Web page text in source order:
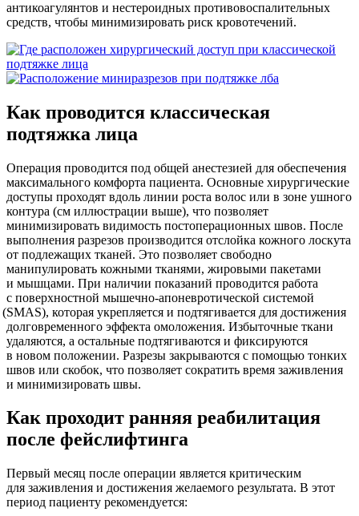
антикоагулянтов и нестероидных противовоспалительных
средств, чтобы минимизировать риск кровотечений.
Как проводится классическая
подтяжка лица
Операция проводится под общей анестезией для обеспечения
максимального комфорта пациента. Основные хирургические
доступы проходят вдоль линии роста волос или в зоне ушного
контура (см иллюстрации выше), что позволяет
минимизировать видимость постоперационных швов. После
выполнения разрезов производится отслойка кожного лоскута
от подлежащих тканей. Это позволяет свободно
манипулировать кожными тканями, жировыми пакетами
и мышцами. При наличии показаний проводится работа
с поверхностной мышечно-апоневротической системой
(SMAS), которая укрепляется и подтягивается для достижения
долговременного эффекта омоложения. Избыточные ткани
удаляются, а остальные подтягиваются и фиксируются
в новом положении. Разрезы закрываются с помощью тонких
швов или скобок, что позволяет сократить время заживления
и минимизировать швы.
Как проходит ранняя реабилитация
после фейслифтинга
Первый месяц после операции является критическим
для заживления и достижения желаемого результата. В этот
период пациенту рекомендуется: